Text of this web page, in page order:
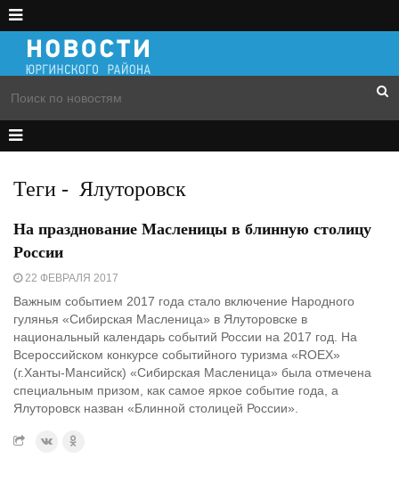
Теги - Ялуторовск
На празднование Масленицы в блинную столицу
России
22 ФЕВРАЛЯ 2017
Важным событием 2017 года стало включение Народного
гулянья «Сибирская Масленица» в Ялуторовске в
национальный календарь событий России на 2017 год. На
Всероссийском конкурсе событийного туризма «ROEX»
(г.Ханты-Мансийск) «Сибирская Масленица» была отмечена
специальным призом, как самое яркое событие года, а
Ялуторовск назван «Блинной столицей России».